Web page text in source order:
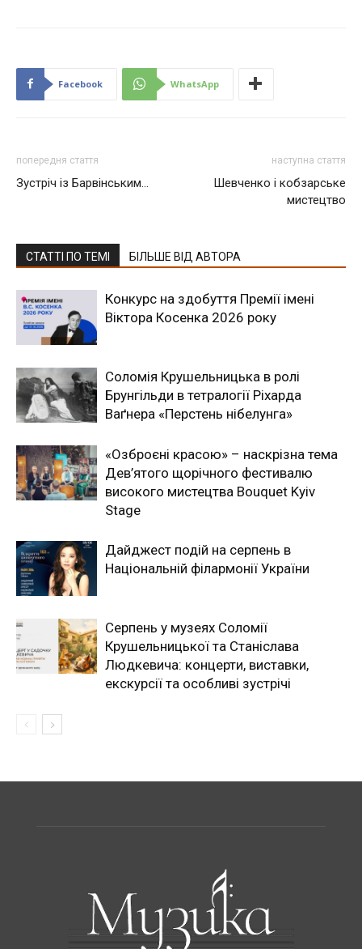
Facebook WhatsApp
попередня стаття
Зустріч із Барвінським…
наступна стаття
Шевченко і кобзарське
мистецтво
СТАТТІ ПО ТЕМІ БІЛЬШЕ ВІД АВТОРА
Конкурс на здобуття Премії імені
Віктора Косенка 2026 року
Соломія Крушельницька в ролі
Брунгільди в тетралогії Ріхарда
Ваґнера «Перстень нібелунга»
«Озброєні красою» – наскрізна тема
Дев’ятого щорічного фестивалю
високого мистецтва Bouquet Kyiv
Stage
Дайджест подій на серпень в
Національній філармонії України
Серпень у музеях Соломії
Крушельницької та Станіслава
Людкевича: концерти, виставки,
екскурсії та особливі зустрічі